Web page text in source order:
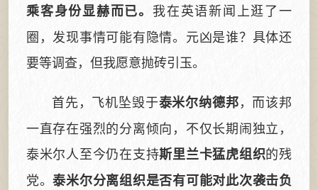
乘客身份显赫而已。 我在英语新闻上逛了一
圈，发现事情可能有隐情。元凶是谁？具体还
要等调查，但我愿意抛砖引玉。
首先，飞机坠毁于泰米尔纳德邦，而该邦
一直存在强烈的分离倾向，不仅长期闹独立，
泰米尔人至今仍在支持斯里兰卡猛虎组织的残
党。泰米尔分离组织是否有可能对此次袭击负